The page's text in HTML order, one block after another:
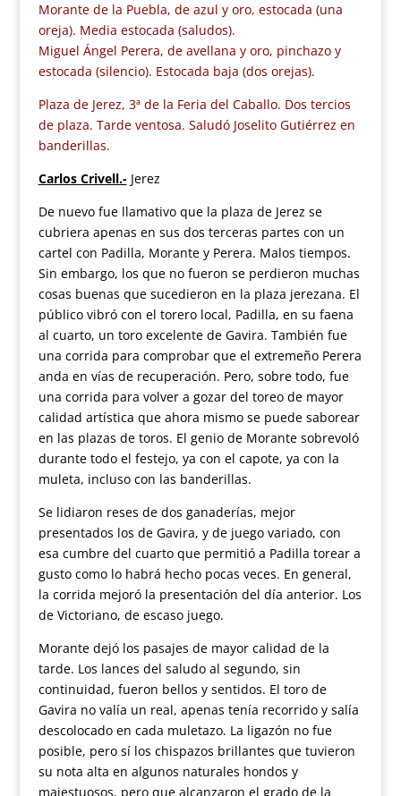
Morante de la Puebla, de azul y oro, estocada (una
oreja). Media estocada (saludos).
Miguel Ángel Perera, de avellana y oro, pinchazo y
estocada (silencio). Estocada baja (dos orejas).
Plaza de Jerez, 3ª de la Feria del Caballo. Dos tercios
de plaza. Tarde ventosa. Saludó Joselito Gutiérrez en
banderillas.
Carlos Crivell.-Jerez
De nuevo fue llamativo que la plaza de Jerez se
cubriera apenas en sus dos terceras partes con un
cartel con Padilla, Morante y Perera. Malos tiempos.
Sin embargo, los que no fueron se perdieron muchas
cosas buenas que sucedieron en la plaza jerezana. El
público vibró con el torero local, Padilla, en su faena
al cuarto, un toro excelente de Gavira. También fue
una corrida para comprobar que el extremeño Perera
anda en vías de recuperación. Pero, sobre todo, fue
una corrida para volver a gozar del toreo de mayor
calidad artística que ahora mismo se puede saborear
en las plazas de toros. El genio de Morante sobrevoló
durante todo el festejo, ya con el capote, ya con la
muleta, incluso con las banderillas.
Se lidiaron reses de dos ganaderías, mejor
presentados los de Gavira, y de juego variado, con
esa cumbre del cuarto que permitió a Padilla torear a
gusto como lo habrá hecho pocas veces. En general,
la corrida mejoró la presentación del día anterior. Los
de Victoriano, de escaso juego.
Morante dejó los pasajes de mayor calidad de la
tarde. Los lances del saludo al segundo, sin
continuidad, fueron bellos y sentidos. El toro de
Gavira no valía un real, apenas tenía recorrido y salía
descolocado en cada muletazo. La ligazón no fue
posible, pero sí los chispazos brillantes que tuvieron
su nota alta en algunos naturales hondos y
majestuosos, pero que alcanzaron el grado de la